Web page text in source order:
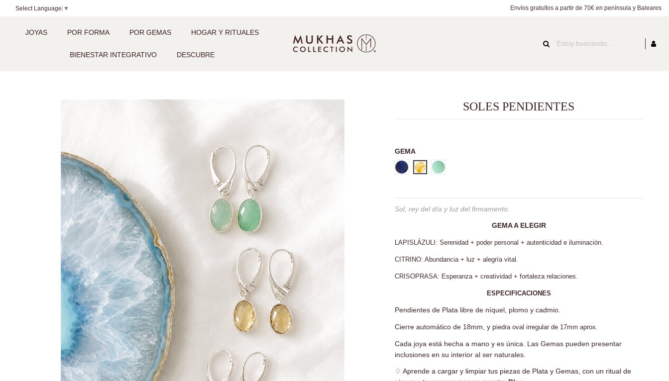
Select Language ▼ Envíos gratuítos a partir de 70€ en península y Baleares
JOYAS POR FORMA POR GEMAS HOGAR Y RITUALES
BIENESTAR INTEGRATIVO DESCUBRE
SOLES PENDIENTES
GEMA
Lapislázuli
Citrino Crisoprasa
Sol, rey del día y luz del firmamento.
GEMA A ELEGIR
LAPISLÁZULI: Serenidad + poder personal + autenticidad e iluminación.
CITRINO: Abundancia + luz + alegría vital.
CRISOPRASA: Esperanza + creatividad + fortaleza relaciones.
ESPECIFICACIONES
Pendientes de Plata libre de níquel, plomo y cadmio.
Cierre automático de 18mm, y piedra oval irregularde 17mm aprox.
Cada joya está hecha a mano y es única. Las Gemas pueden presentar
inclusiones en su interior al ser naturales.
♢ Aprende a cargar y limpiar tus piezas de Plata y Gemas, con un ritual de